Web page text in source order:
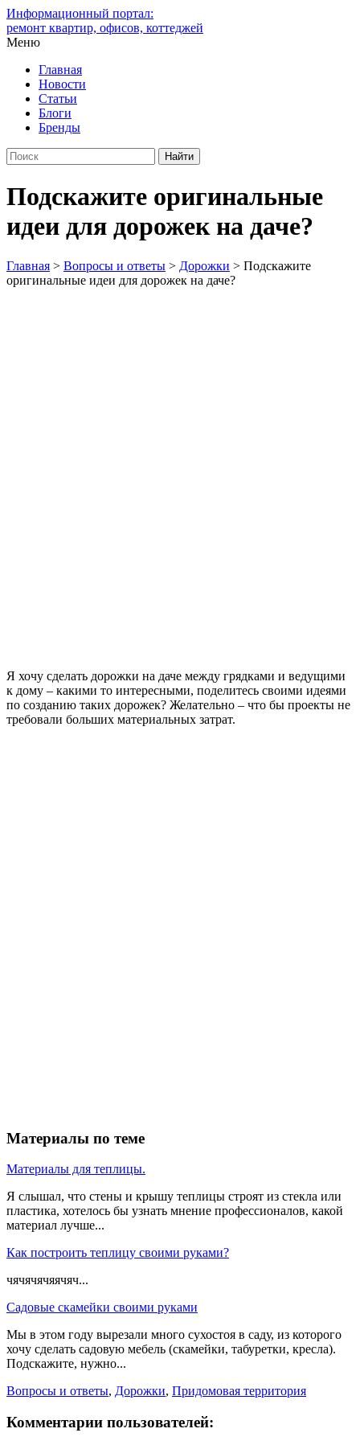
Информационный портал:
ремонт квартир, офисов, коттеджей
Меню
Главная
Новости
Статьи
Блоги
Бренды
Подскажите оригинальные
идеи для дорожек на даче?
Главная > Вопросы и ответы > Дорожки > Подскажите
оригинальные идеи для дорожек на даче?
Я хочу сделать дорожки на даче между грядками и ведущими
к дому – какими то интересными, поделитесь своими идеями
по созданию таких дорожек? Желательно – что бы проекты не
требовали больших материальных затрат.
Материалы по теме
Материалы для теплицы.
Я слышал, что стены и крышу теплицы строят из стекла или
пластика, хотелось бы узнать мнение профессионалов, какой
материал лучше...
Как построить теплицу своими руками?
чячячячяячяч...
Садовые скамейки своими руками
Мы в этом году вырезали много сухостоя в саду, из которого
хочу сделать садовую мебель (скамейки, табуретки, кресла).
Подскажите, нужно...
Вопросы и ответы, Дорожки, Придомовая территория
Комментарии пользователей: